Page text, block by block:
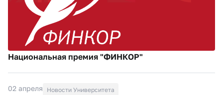
Национальная премия "ФИНКОР"
02 апреля Новости Университета